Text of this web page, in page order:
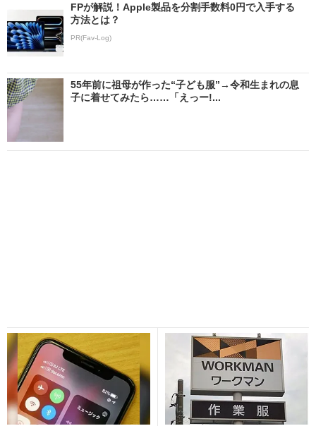
FPが解説！Apple製品を分割手数料0円で入手する
方法とは？
PR(Fav-Log)
55年前に祖母が作った“子ども服”→令和生まれの息
子に着せてみたら……「えっー!...